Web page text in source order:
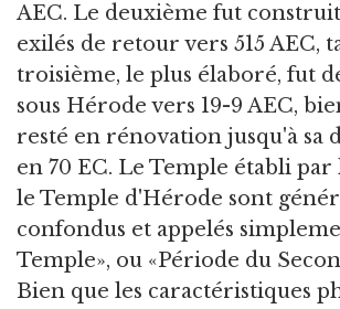
AEC. Le deuxième fut
exilés de retour vers 515 AEC,
troisième, le plus élaboré, fut
sous Hérode vers 19-9 AEC,
resté en rénovation jusqu'à sa
en 70 EC. Le Temple établi par
le Temple d'Hérode sont
confondus et appelés
Temple», ou «Période du
Bien que les caractéristiques